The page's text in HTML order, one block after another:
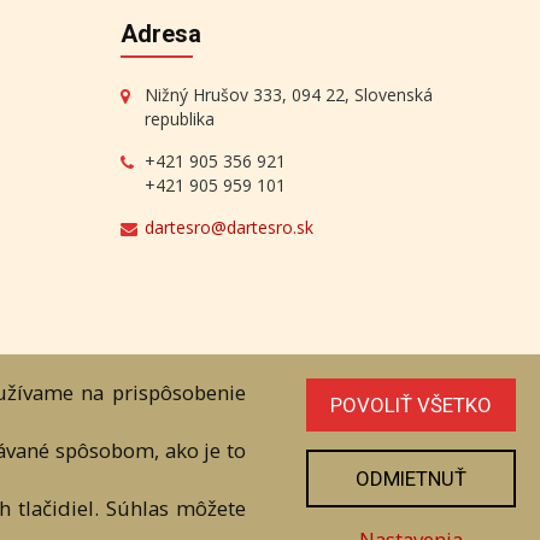
Adresa
Nižný Hrušov 333, 094 22, Slovenská
republika
+421 905 356 921
+421 905 959 101
dartesro@dartesro.sk
Všetky práva sú vyhradené.
na prispôsobenie
spôsobom, ako je to
tlačidiel. Súhlas môžete
POVOLIŤ VŠETKO
ODMIETNUŤ